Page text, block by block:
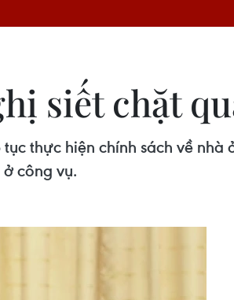
siết chặt
thực hiện chính sách về
công vụ.